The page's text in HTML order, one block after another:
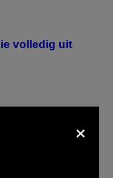
volledig uit
een enorme
×